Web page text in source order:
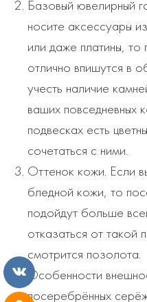
Базовый ювелирный
носите аксессуары
или даже платины,
отлично впишутся в
учесть наличие
ваших повседневных
подвесках есть
сочетаться с ними.
Оттенок кожи. Если
бледной кожи, то
подойдут больше
отказаться от такой
смотрится позолота.
Особенности
посеребрённых